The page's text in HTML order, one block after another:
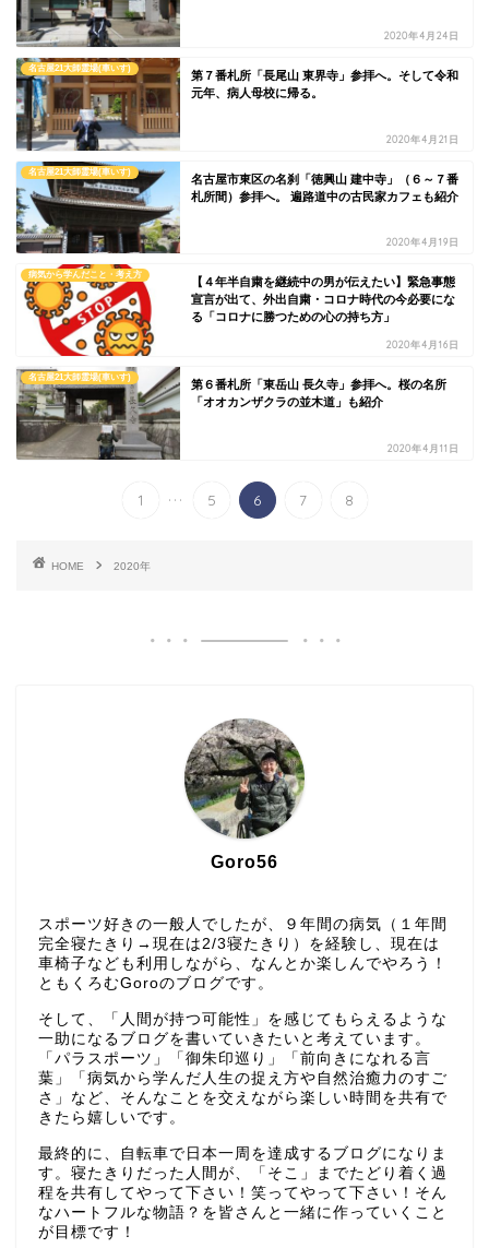
2020年4月24日
名古屋21大師霊場(車いす)
第７番札所「長尾山 東界寺」参拝へ。そして令和
元年、病人母校に帰る。
2020年4月21日
名古屋21大師霊場(車いす)
名古屋市東区の名刹「徳興山 建中寺」（６～７番
札所間）参拝へ。 遍路道中の古民家カフェも紹介
2020年4月19日
病気から学んだこと・考え方
【４年半自粛を継続中の男が伝えたい】緊急事態
宣言が出て、外出自粛・コロナ時代の今必要にな
る「コロナに勝つための心の持ち方」
2020年4月16日
名古屋21大師霊場(車いす)
第６番札所「東岳山 長久寺」参拝へ。桜の名所
「オオカンザクラの並木道」も紹介
2020年4月11日
1 ... 5 6 7 8
HOME 2020年
Goro56
スポーツ好きの一般人でしたが、９年間の病気（１年間
完全寝たきり→現在は2/3寝たきり）を経験し、現在は
車椅子なども利用しながら、なんとか楽しんでやろう！
ともくろむGoroのブログです。
そして、「人間が持つ可能性」を感じてもらえるような
一助になるブログを書いていきたいと考えています。
「パラスポーツ」「御朱印巡り」「前向きになれる言
葉」「病気から学んだ人生の捉え方や自然治癒力のすご
さ」など、そんなことを交えながら楽しい時間を共有で
きたら嬉しいです。
最終的に、自転車で日本一周を達成するブログになりま
す。寝たきりだった人間が、「そこ」までたどり着く過
程を共有してやって下さい！笑ってやって下さい！そん
なハートフルな物語？を皆さんと一緒に作っていくこと
が目標です！